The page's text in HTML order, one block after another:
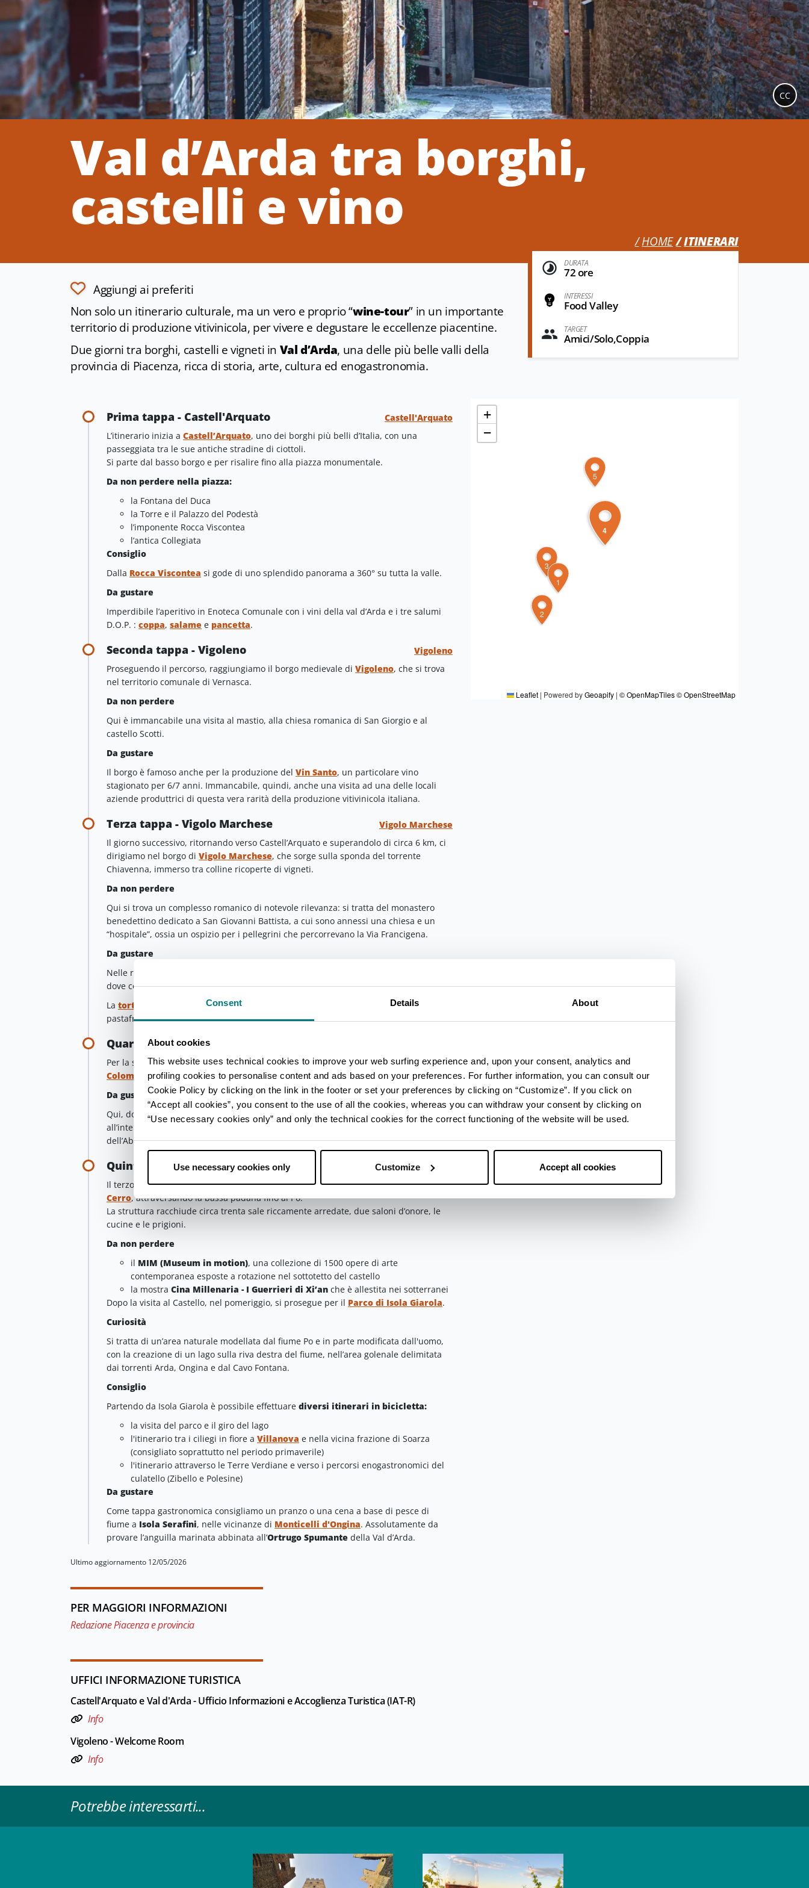
Consent Details About
About cookies
This website uses technical cookies to improve your web surfing experience and, upon your consent, analytics and
profiling cookies to personalise content and ads based on your preferences. For further information, you can consult our
Cookie Policy by clicking on the link in the footer or set your preferences by clicking on “Customize”. If you click on
“Accept all cookies”, you consent to the use of all the cookies, whereas you can withdraw your consent by clicking on
“Use necessary cookies only” and only the technical cookies for the correct functioning of the website will be used.
Use necessary cookies only Customize Accept all cookies
Val d’Arda tra borghi,
castelli e vino
HOME ITINERARI
CC
Aggiungi ai preferiti
Non solo un itinerario culturale, ma un vero e proprio “wine-tour” in un importante
territorio di produzione vitivinicola, per vivere e degustare le eccellenze piacentine.
Due giorni tra borghi, castelli e vigneti in Val d’Arda, una delle più belle valli della
provincia di Piacenza, ricca di storia, arte, cultura ed enogastronomia.
DURATA
72 ore
INTERESSI
Food Valley
TARGET
Amici/Solo,Coppia
Prima tappa - Castell'Arquato
Castell'Arquato
L’itinerario inizia a Castell’Arquato, uno dei borghi più belli d’Italia, con una
passeggiata tra le sue antiche stradine di ciottoli.
Si parte dal basso borgo e per risalire fino alla piazza monumentale.
Da non perdere nella piazza:
la Fontana del Duca
la Torre e il Palazzo del Podestà
l’imponente Rocca Viscontea
l’antica Collegiata
Consiglio
Dalla Rocca Viscontea si gode di uno splendido panorama a 360° su tutta la valle.
Da gustare
Imperdibile l’aperitivo in Enoteca Comunale con i vini della val d’Arda e i tre salumi
D.O.P. : coppa, salame e pancetta.
Seconda tappa - Vigoleno
Vigoleno
Proseguendo il percorso, raggiungiamo il borgo medievale di Vigoleno, che si trova
nel territorio comunale di Vernasca.
Da non perdere
Qui è immancabile una visita al mastio, alla chiesa romanica di San Giorgio e al
castello Scotti.
Da gustare
Il borgo è famoso anche per la produzione del Vin Santo, un particolare vino
stagionato per 6/7 anni. Immancabile, quindi, anche una visita ad una delle locali
aziende produttrici di questa vera rarità della produzione vitivinicola italiana.
Terza tappa - Vigolo Marchese
Vigolo Marchese
Il giorno successivo, ritornando verso Castell’Arquato e superandolo di circa 6 km, ci
dirigiamo nel borgo di Vigolo Marchese, che sorge sulla sponda del torrente
Chiavenna, immerso tra colline ricoperte di vigneti.
Da non perdere
Qui si trova un complesso romanico di notevole rilevanza: si tratta del monastero
benedettino dedicato a San Giovanni Battista, a cui sono annessi una chiesa e un
“hospitale”, ossia un ospizio per i pellegrini che percorrevano la Via Francigena.
Da gustare
Nelle rovine di una antica villa romana chiamata La Pusterla, oggi si trova un’enoteca
dove consigliamo una visita e una degustazione.
La torta di Vigolo
è il dolce tipico della zona sicuramente da assaggiare, a base di
pastafrolla e meringa di cioccolato, la cui ricetta rimane tutt’oggi segreta.
Quarta tappa - Chiaravalle della Colomba
Per la seconda parte della giornata, raggiungiamo l’Abbazia diChiaravalle della
Colomba
, un antico monastero benedettino cistercense risalente all’anno mille.
Da gustare
Qui, dopo una visita all’
Abbazia , consigliamo anche una degustazione di prodotti
all’interno della liquoreria. Le gocce imperiali con i loro 90° sono la specialità
dell’Abbazia, ottime come digestivo.
Quinta tappa - Castello di San Pietro in Cerro e fiume Po
Il terzo giorno, la mattina, si esplora ilCastello di San Pietro in
Cerro, attraversando la bassa padana fino al Po.
La struttura racchiude circa trenta sale riccamente arredate, due saloni d’onore, le
cucine e le prigioni.
Da non perdere
il MIM (Museum in motion), una collezione di 1500 opere di arte
contemporanea esposte a rotazione nel sottotetto del castello
la mostra Cina Millenaria - I Guerrieri di Xi’an che è allestita nei sotterranei
Dopo la visita al Castello, nel pomeriggio, si prosegue per il Parco di Isola Giarola.
Curiosità
Si tratta di un’area naturale modellata dal fiume Po e in parte modificata dall'uomo,
con la creazione di un lago sulla riva destra del fiume, nell’area golenale delimitata
dai torrenti Arda, Ongina e dal Cavo Fontana.
Consiglio
Partendo da Isola Giarola è possibile effettuare diversi itinerari in bicicletta:
la visita del parco e il giro del lago
l'itinerario tra i ciliegi in fiore a Villanova e nella vicina frazione di Soarza
(consigliato soprattutto nel periodo primaverile)
l'itinerario attraverso le Terre Verdiane e verso i percorsi enogastronomici del
culatello (Zibello e Polesine)
Da gustare
Come tappa gastronomica consigliamo un pranzo o una cena a base di pesce di
fiume a Isola Serafini, nelle vicinanze di Monticelli d'Ongina. Assolutamente da
provare l’anguilla marinata abbinata all’Ortrugo Spumante della Val d’Arda.
1
2
3
4
5
+
−
Leaflet | Powered byGeoapify | © OpenMapTiles© OpenStreetMap
Ultimo aggiornamento 12/05/2026
PER MAGGIORI INFORMAZIONI
Redazione Piacenza e provincia
UFFICI INFORMAZIONE TURISTICA
Castell'Arquato e Val d'Arda - Ufficio Informazioni e Accoglienza Turistica (IAT-R)
Info
Vigoleno - Welcome Room
Info
Potrebbe interessarti...